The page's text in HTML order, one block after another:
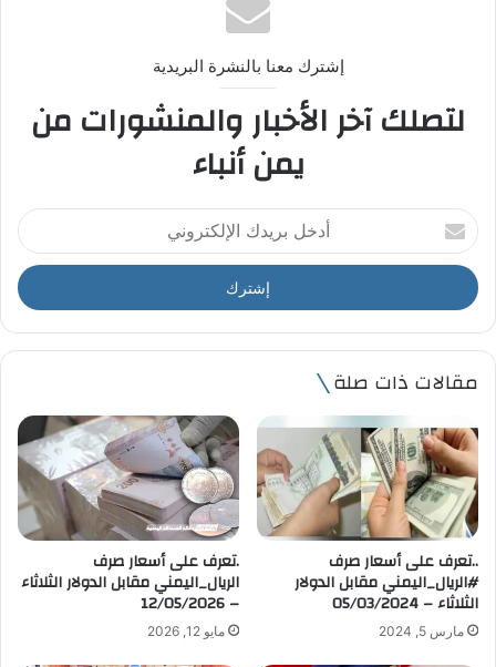
إشترك معنا بالنشرة البريدية
لتصلك آخر الأخبار والمنشورات من
يمن أنباء
أ
د
خ
ل
ر
د
ا
إ
ل
ك
ر
و
ي
مقالات ذات صلة
..تعرف على أسعار صرف
#الريال_اليمني مقابل الدولار
الثلاثاء – 05/03/2024
مارس 5, 2024
.تعرف على أسعار صرف
الريال_اليمني مقابل الدولار الثلاثاء
– 12/05/2026
مايو 12, 2026